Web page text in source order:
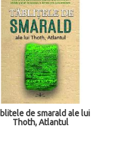
Romania dupa Primul
Razboi Mondial